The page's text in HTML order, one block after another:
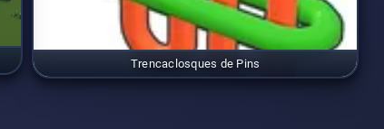
Trencaclosques de Pins